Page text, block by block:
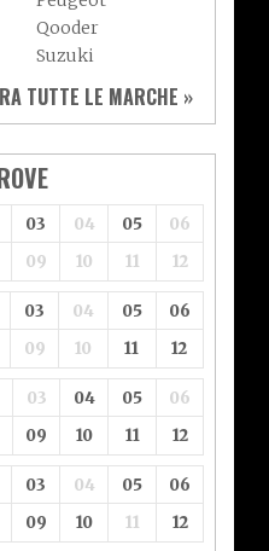
Qooder
Suzuki
Triumph
Yamaha
Aspes
Baotian
TUTTE LE MARCHE »
03 04 05
06
09 10 11 12
03 04 05
06
09 10 11 12
03 04 05
06
09 10 11 12
03 04 05
06
09 10 11 12